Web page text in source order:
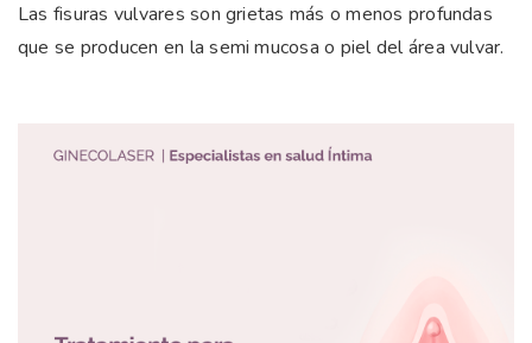
Las fisuras vulvares son grietas más o menos profundas
que se producen en la semi mucosa o piel del área vulvar.